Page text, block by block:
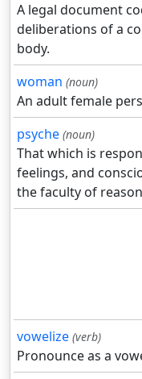
A legal document
deliberations of a
body.
woman (noun)
An adult female
psyche (noun)
That which is
feelings, and
the faculty of
vowelize (verb)
Pronounce as a